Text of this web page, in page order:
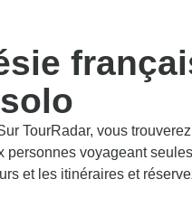
TourRadar, vous
voyageant
et les itinéraires et